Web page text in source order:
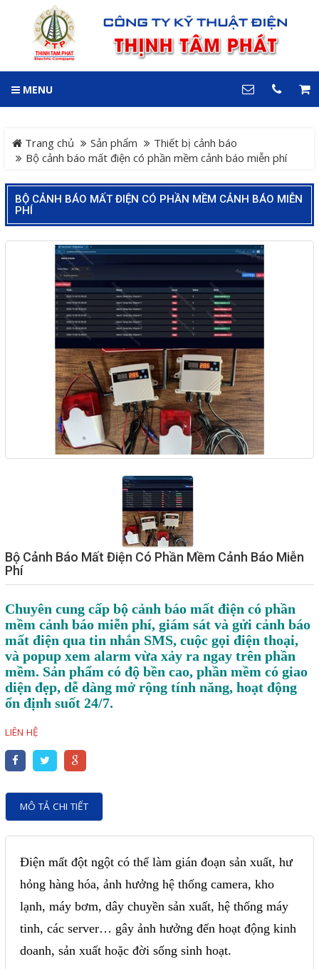
MENU
Trang chủ Sản phẩm
Thiết bị cảnh báo
Bộ cảnh báo mất điện có phần mềm cảnh báo miễn phí
BỘ CẢNH BÁO MẤT ĐIỆN CÓ PHẦN MỀM CẢNH BÁO MIỄN
PHÍ
Bộ Cảnh Báo Mất Điện Có Phần Mềm Cảnh Báo Miễn
Phí
Chuyên cung cấp bộ cảnh báo mất điện có phần
mềm cảnh báo miễn phí, giám sát và gửi cảnh báo
mất điện qua tin nhắn SMS, cuộc gọi điện thoại,
và popup xem alarm vừa xảy ra ngay trên phần
mềm. Sản phẩm có độ bền cao, phần mềm có giao
diện đẹp, dễ dàng mở rộng tính năng, hoạt động
ổn định suốt 24/7.
LIÊN HỆ
MÔ TẢ CHI TIẾT
Điện mất đột ngột có thể làm gián đoạn sản xuất, hư
hỏng hàng hóa, ảnh hưởng hệ thống camera, kho
lạnh, máy bơm, dây chuyền sản xuất, hệ thống máy
tinh, các server… gây ảnh hưởng đến hoạt động kinh
doanh, sản xuất hoặc đời sống sinh hoạt.
Trang chủ
Sản phẩm
Hệ Thống Cảnh Báo An
Toàn Xe Nâng
Hệ thống điều khiển giám
sát và thu thập dữ liệu
Giải pháp quản lý bằng mã
Bảng LED điện tử
Bảng điện tử năng suất
Bảng Led hiển thị nhiệt độ
Đồng hồ thời gian thực
Màn hình cảm ứng HMI
PLC - Bộ lập trình PLC
Máy tính công nghiệp
Motor Servo / Driver Servo
Cáp lập trình PLC - HMI -
Servo
truyền và lưu trữ dữ liệu
Thiết bị điều khiển và giám
Thiết bị đo lường - Cảm biến
Bộ điều khiển nhiệt độ
Bộ đếm - Bộ hẹn giờ
GIỎ HÀNG
LIÊN HỆ
Hotline
0909 199 102
Địa chỉ
Thành 3, P. Hiệp Thành, TP.
Dương
COPYRIGHT 2018. ALL RIGHTS RESERVED